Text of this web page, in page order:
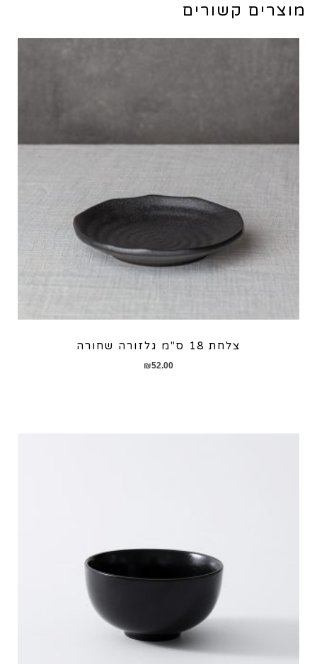
שחורה
מוצרים קשורים
צלחת 18 ס"מ גלזורה שחורה
₪52.00